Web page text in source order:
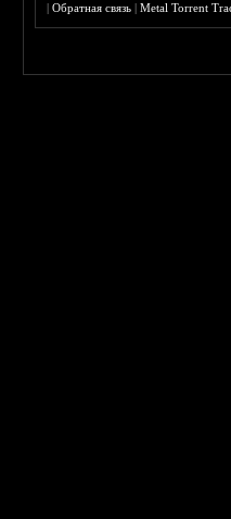
|Обратная связь |Metal Torrent